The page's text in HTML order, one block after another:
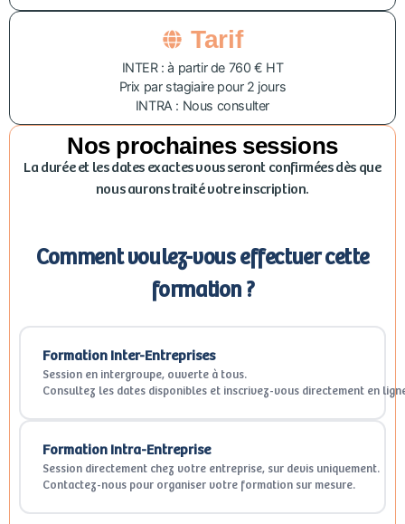
Tarif
INTER : à partir de 760 € HT
Prix par stagiaire pour 2 jours
INTRA : Nous consulter
Nos prochaines sessions
La durée et les dates exactes vous seront confirmées dès que
nous aurons traité votre inscription.
Comment voulez-vous effectuer cette
formation ?
Formation Inter-Entreprises
Session en intergroupe, ouverte à tous.
Consultez les dates disponibles et inscrivez-vous directement en
Formation Intra-Entreprise
Session directement chez votre entreprise, sur devis uniquement.
Contactez-nous pour organiser votre formation sur mesure.